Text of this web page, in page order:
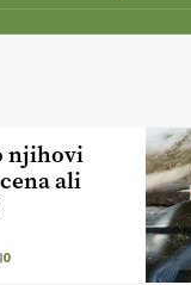
njihovi
ali
0